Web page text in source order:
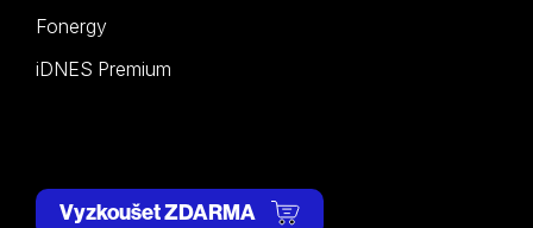
Fonergy
iDNES Premium
Vyzkoušet ZDARMA